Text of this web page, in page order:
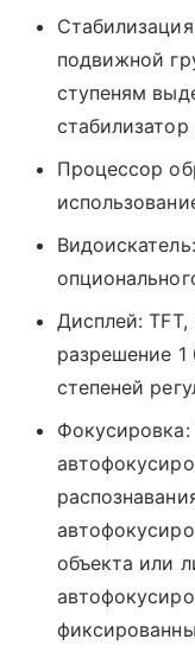
подвижной
ступеням
Процессор
Дисплей:
разрешение
степеней
Фокусировка:
объекта или